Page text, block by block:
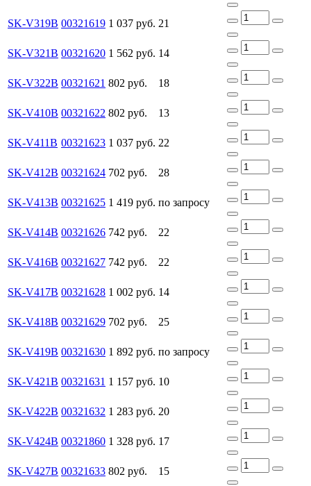
SK-V319B 00321619 1 037 руб. 21
SK-V321B 00321620 1 562 руб. 14
SK-V322B 00321621 802 руб. 18
SK-V410B 00321622 802 руб. 13
SK-V411B 00321623 1 037 руб. 22
SK-V412B 00321624 702 руб. 28
SK-V413B 00321625 1 419 руб. по запросу
SK-V414B 00321626 742 руб. 22
SK-V416B 00321627 742 руб. 22
SK-V417B 00321628 1 002 руб. 14
SK-V418B 00321629 702 руб. 25
SK-V419B 00321630 1 892 руб. по запросу
SK-V421B 00321631 1 157 руб. 10
SK-V422B 00321632 1 283 руб. 20
SK-V424B 00321860 1 328 руб. 17
SK-V427B 00321633 802 руб. 15